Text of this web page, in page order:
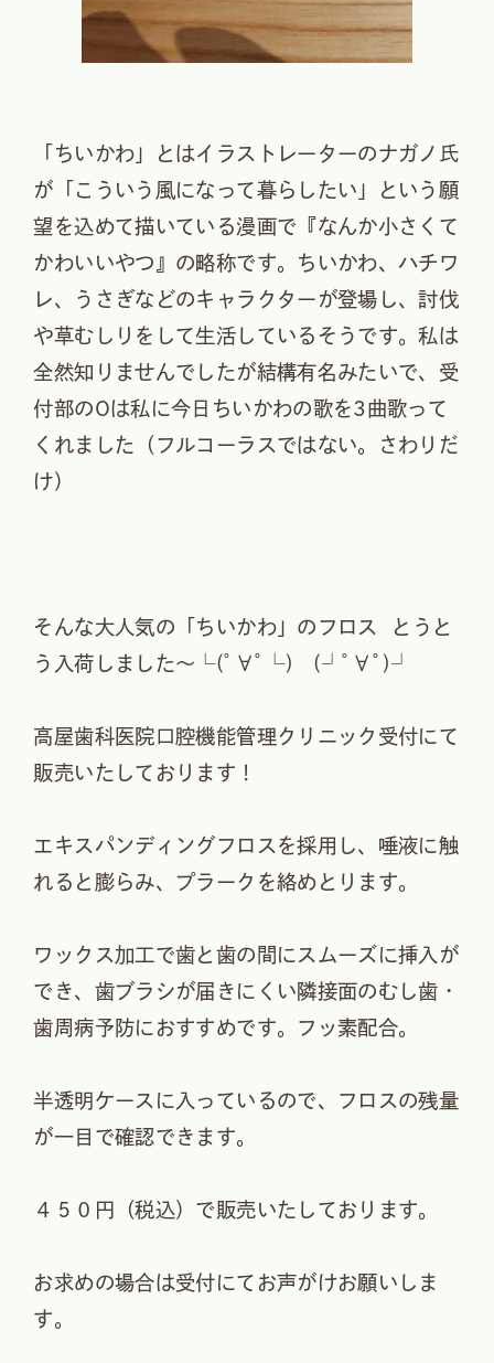
「ちいかわ」とはイラストレーターのナガノ氏
が「こういう風になって暮らしたい」という願
望を込めて描いている漫画で『なんか小さくて
かわいいやつ』の略称です。ちいかわ、ハチワ
レ、うさぎなどのキャラクターが登場し、討伐
や草むしりをして生活しているそうです。私は
全然知りませんでしたが結構有名みたいで、受
付部のOは私に今日ちいかわの歌を3曲歌って
くれました（フルコーラスではない。さわりだ
け）
そんな大人気の「ちいかわ」のフロス とうと
う入荷しました〜└(ﾟ∀ﾟ└) (┘ﾟ∀ﾟ)┘
高屋歯科医院口腔機能管理クリニック受付にて
販売いたしております！
エキスパンディングフロスを採用し、唾液に触
れると膨らみ、プラークを絡めとります。
ワックス加工で歯と歯の間にスムーズに挿入が
でき、歯ブラシが届きにくい隣接面のむし歯・
歯周病予防におすすめです。フッ素配合。
半透明ケースに入っているので、フロスの残量
が一目で確認できます。
４５０円（税込）で販売いたしております。
お求めの場合は受付にてお声がけお願いしま
す。